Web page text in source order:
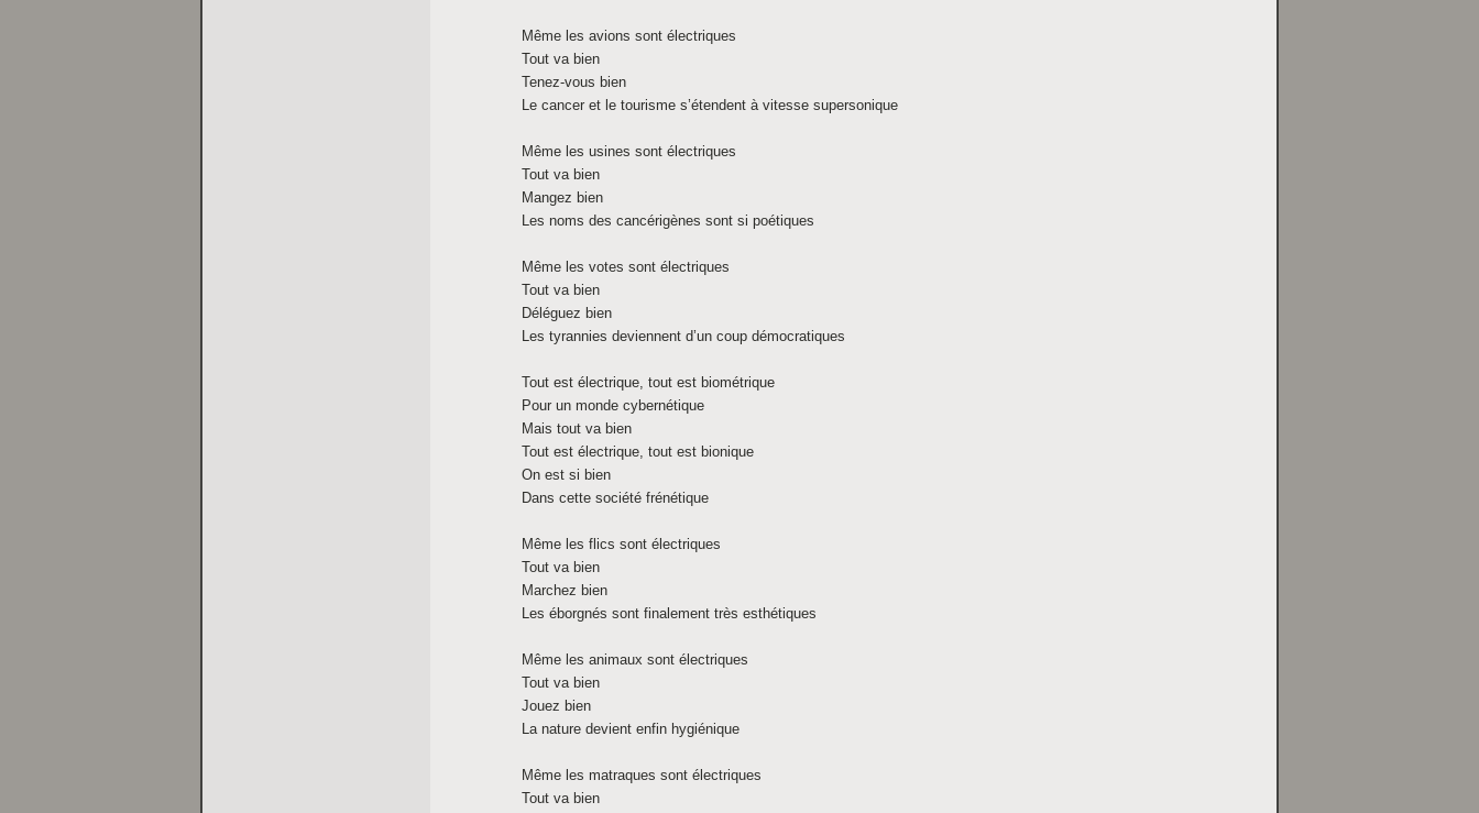
Même les avions sont électriques
Tout va bien
Tenez-vous bien
Le cancer et le tourisme s’étendent à vitesse supersonique
Même les usines sont électriques
Tout va bien
Mangez bien
Les noms des cancérigènes sont si poétiques
Même les votes sont électriques
Tout va bien
Déléguez bien
Les tyrannies deviennent d’un coup démocratiques
Tout est électrique, tout est biométrique
Pour un monde cybernétique
Mais tout va bien
Tout est électrique, tout est bionique
On est si bien
Dans cette société frénétique
Même les flics sont électriques
Tout va bien
Marchez bien
Les éborgnés sont finalement très esthétiques
Même les animaux sont électriques
Tout va bien
Jouez bien
La nature devient enfin hygiénique
Même les matraques sont électriques
Tout va bien